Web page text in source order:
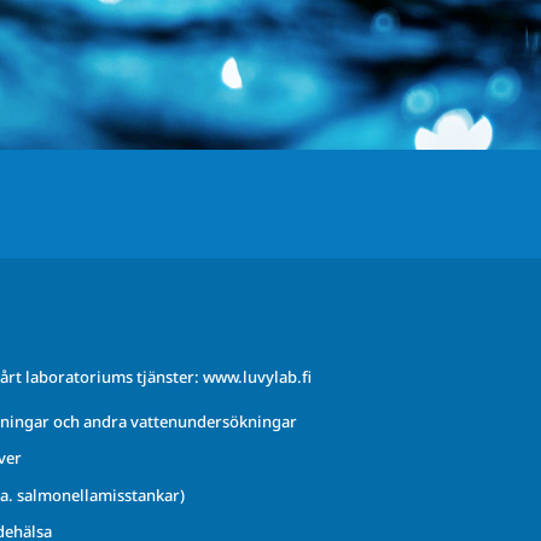
laboratoriums tjänster: www.luvylab.fi
och andra vattenundersökningar
salmonellamisstankar)